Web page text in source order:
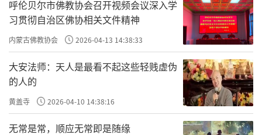
呼伦贝尔市佛教协会召开视频会议深入学
习贯彻自治区佛协相关文件精神
内蒙古佛教协会 2026-04-13 14:38:33
大安法师：天人是最看不起这些轻贱虚伪
的人的
黄盖寺 2026-04-10 14:38:16
无常是常，顺应无常即是随缘